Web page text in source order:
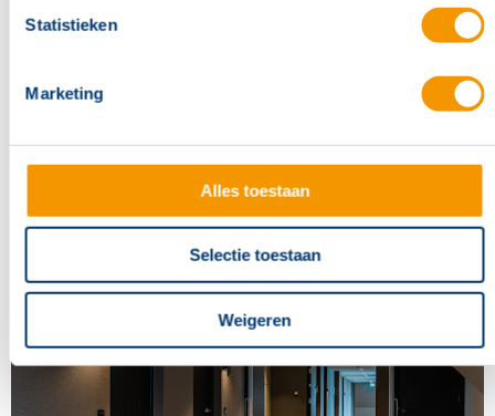
Statistieken
Marketing
Alles toestaan
Selectie toestaan
Weigeren